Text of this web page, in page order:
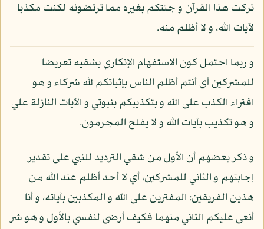
تركت هذا القرآن و جئتكم بغيره مما ترتضونه لكنت مكذبا
لآيات الله، و لا أظلم منه.
و ربما احتمل كون الاستفهام الإنكاري بشقيه تعريضا
للمشركين أي أنتم أظلم الناس بإثباتكم لله شركاء و هو
افتراء الكذب على الله و بتكذيبكم بنبوتي و الآيات النازلة علي
و هو تكذيب بآيات الله و لا يفلح المجرمون.
و ذكر بعضهم أن الأول من شقي الترديد للنبي على تقدير
إجابتهم و الثاني للمشركين، أي لا أحد أظلم عند الله من
هذين الفريقين: المفترين على الله و المكذبين بآياته، و أنا
أنعى عليكم الثاني منهما فكيف أرضى لنفسي بالأول و هو شر